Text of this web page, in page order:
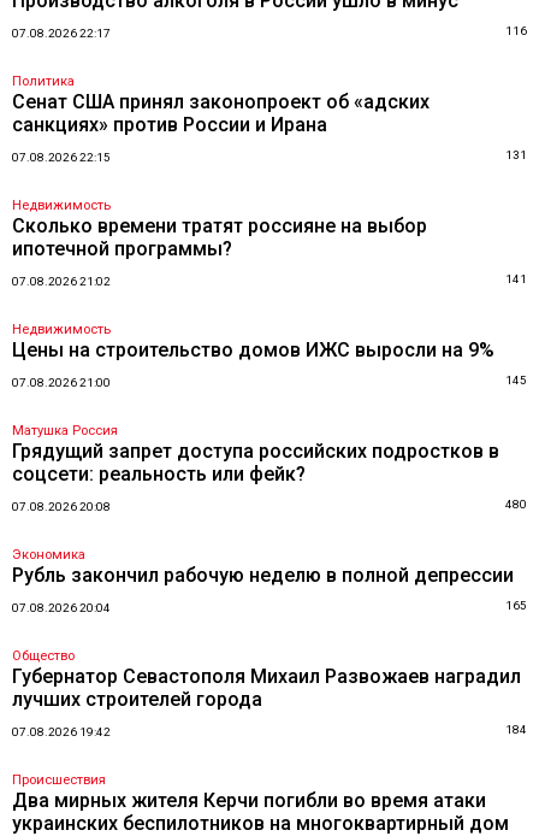
07.08.2026 22:17 116
Политика
Сенат США принял законопроект об «адских
санкциях» против России и Ирана
07.08.2026 22:15 131
Недвижимость
Сколько времени тратят россияне на выбор
ипотечной программы?
07.08.2026 21:02 141
Недвижимость
Цены на строительство домов ИЖС выросли на 9%
07.08.2026 21:00 145
Матушка Россия
Грядущий запрет доступа российских подростков в
соцсети: реальность или фейк?
07.08.2026 20:08 480
Экономика
Рубль закончил рабочую неделю в полной депрессии
07.08.2026 20:04 165
Общество
Губернатор Севастополя Михаил Развожаев наградил
лучших строителей города
07.08.2026 19:42 184
Происшествия
Два мирных жителя Керчи погибли во время атаки
украинских беспилотников на многоквартирный дом